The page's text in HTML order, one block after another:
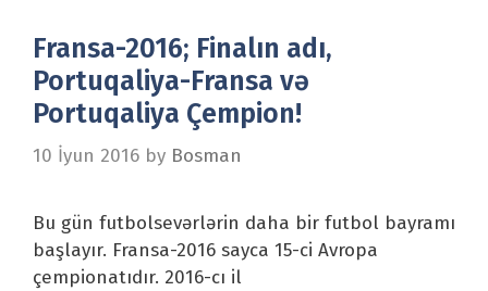
Fransa-2016; Finalın adı,
Portuqaliya-Fransa və
Portuqaliya Çempion!
10 İyun 2016 by Bosman
Bu gün futbolsevərlərin daha bir futbol bayramı
başlayır. Fransa-2016 sayca 15-ci Avropa
çempionatıdır. 2016-cı il